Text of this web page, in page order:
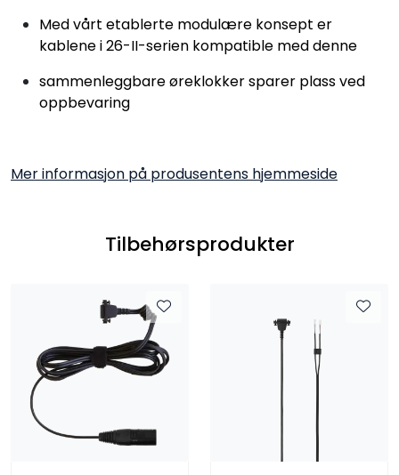
Med vårt etablerte modulære konsept er
kablene i 26-II-serien kompatible med denne
sammenleggbare øreklokker sparer plass ved
oppbevaring
Mer informasjon på produsentens hjemmeside
Tilbehørsprodukter